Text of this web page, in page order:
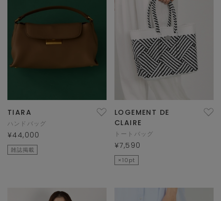
TIARA
ハンドバッグ
¥44,000
雑誌掲載
LOGEMENT DE
CLAIRE
トートバッグ
¥7,590
×10pt